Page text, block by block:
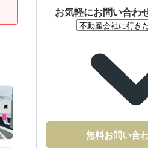
お気軽にお問い合わ
無料お問い合